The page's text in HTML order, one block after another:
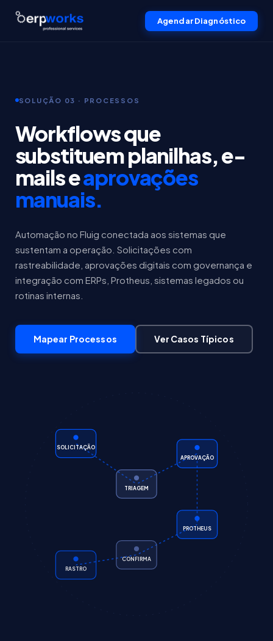
Agendar Diagnóstico
SOLUÇÃO 03 · PROCESSOS
Workflows que
substituem planilhas, e-
mails eaprovações
manuais.
Automação no Fluig conectada aos sistemas que
sustentam a operação. Solicitações com
rastreabilidade, aprovações digitais com governança e
integração com ERPs, Protheus, sistemas legados ou
rotinas internas.
Mapear Processos Ver Casos Típicos
SOLICITAÇÃO
TRIAGEM
APROVAÇÃO
PROTHEUS
CONFIRMA
RASTRO